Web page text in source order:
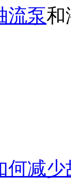
流泵和
何减少